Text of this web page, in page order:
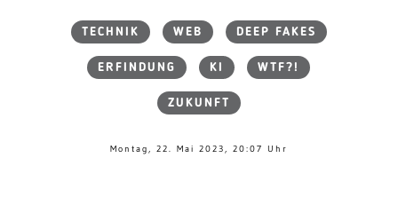
TECHNIK WEB DEEP FAKES
ERFINDUNG KI WTF?!
ZUKUNFT
Montag, 22. Mai 2023, 20:07 Uhr